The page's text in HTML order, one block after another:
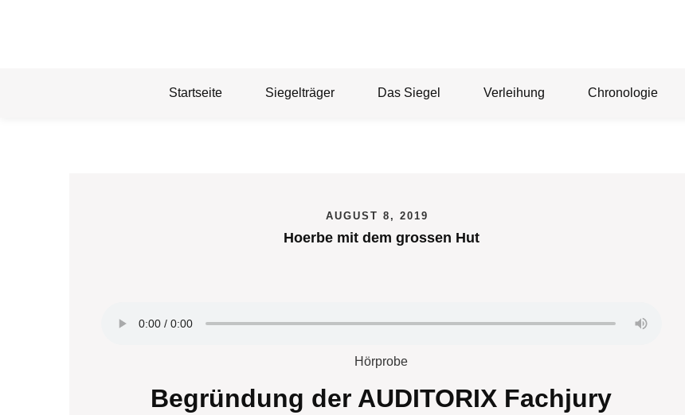
Startseite Siegelträger Das Siegel Verleihung Chronologie
AUGUST 8, 2019
Hoerbe mit dem grossen Hut
Hörprobe
Begründung der AUDITORIX Fachjury